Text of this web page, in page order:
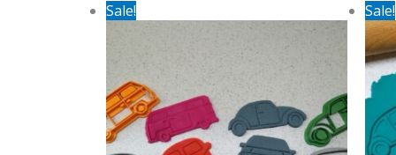
Sale!
price
price
600Ft.
Sale!